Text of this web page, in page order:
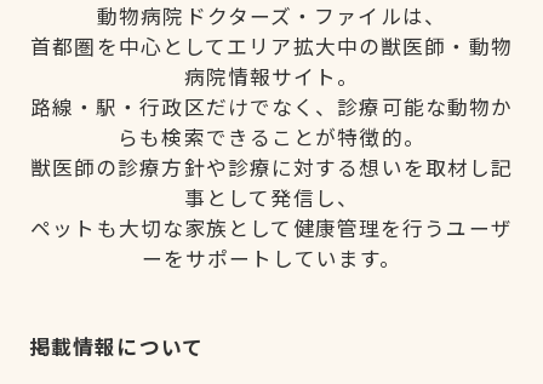
動物病院ドクターズ・ファイルは、
首都圏を中心としてエリア拡大中の獣医師・動物
病院情報サイト。
路線・駅・行政区だけでなく、診療可能な動物か
らも検索できることが特徴的。
獣医師の診療方針や診療に対する想いを取材し記
事として発信し、
ペットも大切な家族として健康管理を行うユーザ
ーをサポートしています。
掲載情報について